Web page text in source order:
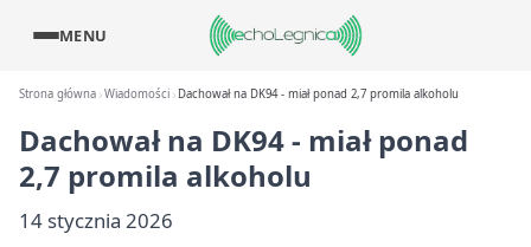
MENU
Strona główna Wiadomości Dachował na DK94 - miał ponad 2,7 promila alkoholu
Dachował na DK94 - miał ponad
2,7 promila alkoholu
14 stycznia 2026